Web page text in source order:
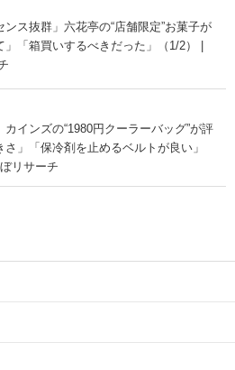
ンス抜群」六花亭の“店舗限定”お菓子が
「箱買いするべきだった」（1/2） |
インズの“1980円クーラーバッグ”が評
」「保冷剤を止めるベルトが良い」
リサーチ